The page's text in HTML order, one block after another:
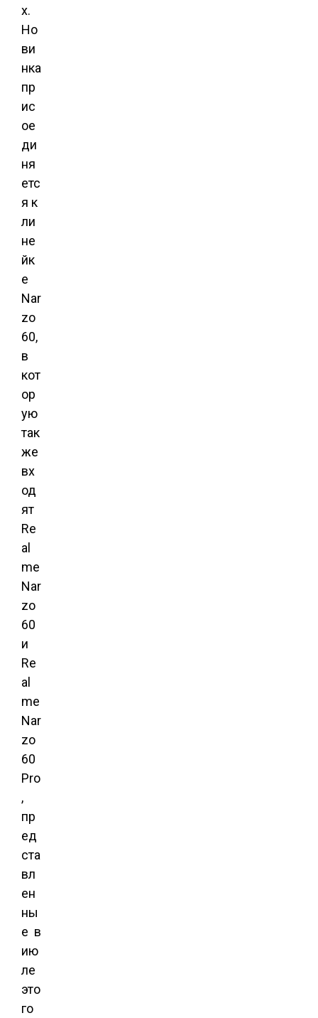
x.
Но
ви
нка
пр
ис
ое
ди
ня
етс
я к
ли
не
йк
е
Nar
zo
60,
в
кот
ор
ую
так
же
вх
од
ят
Re
al
me
Nar
zo
60
и
Re
al
me
Nar
zo
60
Pro
,
пр
ед
ста
вл
ен
ны
е ​ в
ию
ле
это
го